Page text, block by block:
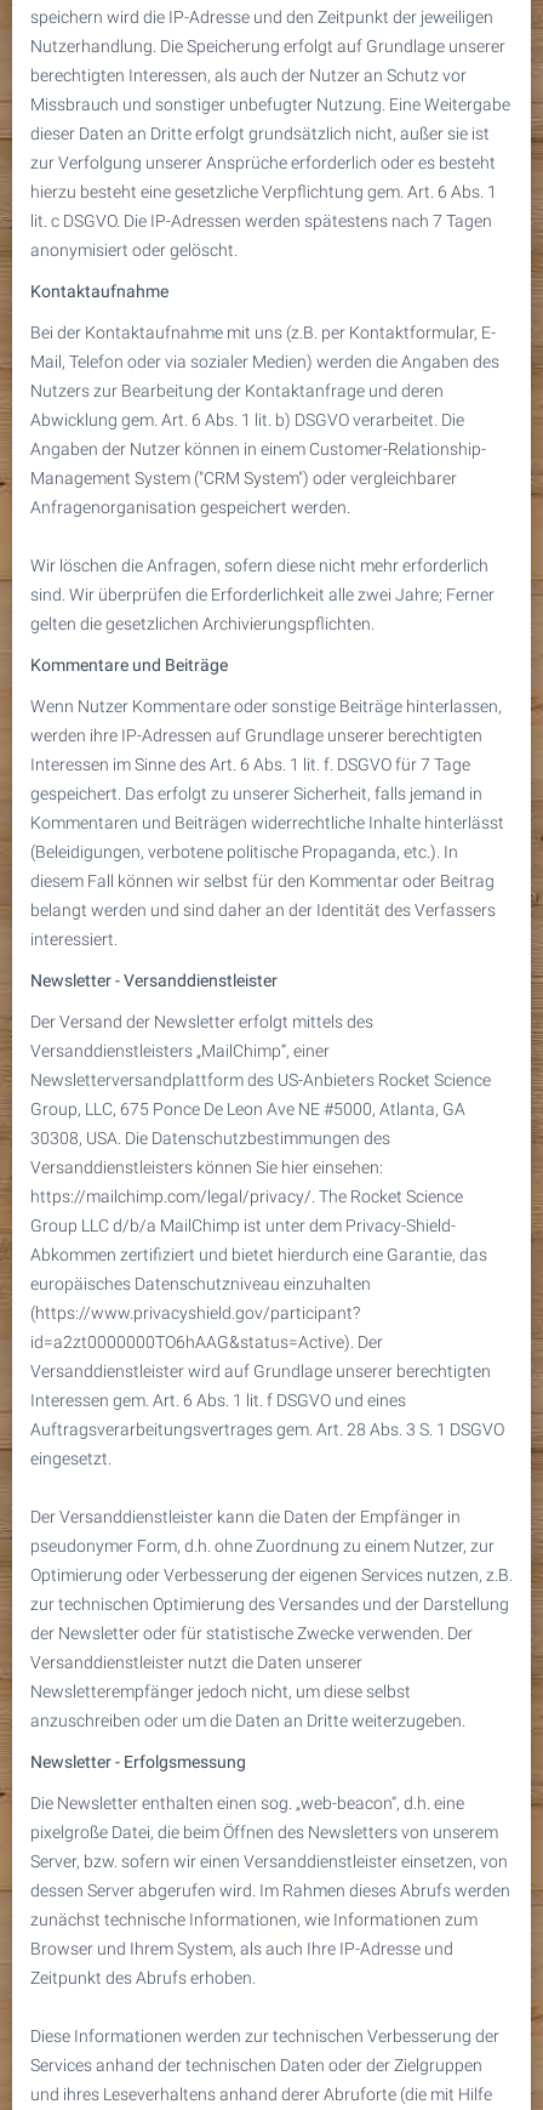
speichern wird die IP-Adresse und den Zeitpunkt der jeweiligen
Nutzerhandlung. Die Speicherung erfolgt auf Grundlage unserer
berechtigten Interessen, als auch der Nutzer an Schutz vor
Missbrauch und sonstiger unbefugter Nutzung. Eine Weitergabe
dieser Daten an Dritte erfolgt grundsätzlich nicht, außer sie ist
zur Verfolgung unserer Ansprüche erforderlich oder es besteht
hierzu besteht eine gesetzliche Verpflichtung gem. Art. 6 Abs. 1
lit. c DSGVO. Die IP-Adressen werden spätestens nach 7 Tagen
anonymisiert oder gelöscht.
Kontaktaufnahme
Bei der Kontaktaufnahme mit uns (z.B. per Kontaktformular, E-
Mail, Telefon oder via sozialer Medien) werden die Angaben des
Nutzers zur Bearbeitung der Kontaktanfrage und deren
Abwicklung gem. Art. 6 Abs. 1 lit. b) DSGVO verarbeitet. Die
Angaben der Nutzer können in einem Customer-Relationship-
Management System ("CRM System") oder vergleichbarer
Anfragenorganisation gespeichert werden.
Wir löschen die Anfragen, sofern diese nicht mehr erforderlich
sind. Wir überprüfen die Erforderlichkeit alle zwei Jahre; Ferner
gelten die gesetzlichen Archivierungspflichten.
Kommentare und Beiträge
Wenn Nutzer Kommentare oder sonstige Beiträge hinterlassen,
werden ihre IP-Adressen auf Grundlage unserer berechtigten
Interessen im Sinne des Art. 6 Abs. 1 lit. f. DSGVO für 7 Tage
gespeichert. Das erfolgt zu unserer Sicherheit, falls jemand in
Kommentaren und Beiträgen widerrechtliche Inhalte hinterlässt
(Beleidigungen, verbotene politische Propaganda, etc.). In
diesem Fall können wir selbst für den Kommentar oder Beitrag
belangt werden und sind daher an der Identität des Verfassers
interessiert.
Newsletter - Versanddienstleister
Der Versand der Newsletter erfolgt mittels des
Versanddienstleisters „MailChimp“, einer
Newsletterversandplattform des US-Anbieters Rocket Science
Group, LLC, 675 Ponce De Leon Ave NE #5000, Atlanta, GA
30308, USA. Die Datenschutzbestimmungen des
Versanddienstleisters können Sie hier einsehen:
https://mailchimp.com/legal/privacy/. The Rocket Science
Group LLC d/b/a MailChimp ist unter dem Privacy-Shield-
Abkommen zertifiziert und bietet hierdurch eine Garantie, das
europäisches Datenschutzniveau einzuhalten
(https://www.privacyshield.gov/participant?
id=a2zt0000000TO6hAAG&status=Active). Der
Versanddienstleister wird auf Grundlage unserer berechtigten
Interessen gem. Art. 6 Abs. 1 lit. f DSGVO und eines
Auftragsverarbeitungsvertrages gem. Art. 28 Abs. 3 S. 1 DSGVO
eingesetzt.
Der Versanddienstleister kann die Daten der Empfänger in
pseudonymer Form, d.h. ohne Zuordnung zu einem Nutzer, zur
Optimierung oder Verbesserung der eigenen Services nutzen, z.B.
zur technischen Optimierung des Versandes und der Darstellung
der Newsletter oder für statistische Zwecke verwenden. Der
Versanddienstleister nutzt die Daten unserer
Newsletterempfänger jedoch nicht, um diese selbst
anzuschreiben oder um die Daten an Dritte weiterzugeben.
Newsletter - Erfolgsmessung
Die Newsletter enthalten einen sog. „web-beacon“, d.h. eine
pixelgroße Datei, die beim Öffnen des Newsletters von unserem
Server, bzw. sofern wir einen Versanddienstleister einsetzen, von
dessen Server abgerufen wird. Im Rahmen dieses Abrufs werden
zunächst technische Informationen, wie Informationen zum
Browser und Ihrem System, als auch Ihre IP-Adresse und
Zeitpunkt des Abrufs erhoben.
Diese Informationen werden zur technischen Verbesserung der
Services anhand der technischen Daten oder der Zielgruppen
und ihres Leseverhaltens anhand derer Abruforte (die mit Hilfe